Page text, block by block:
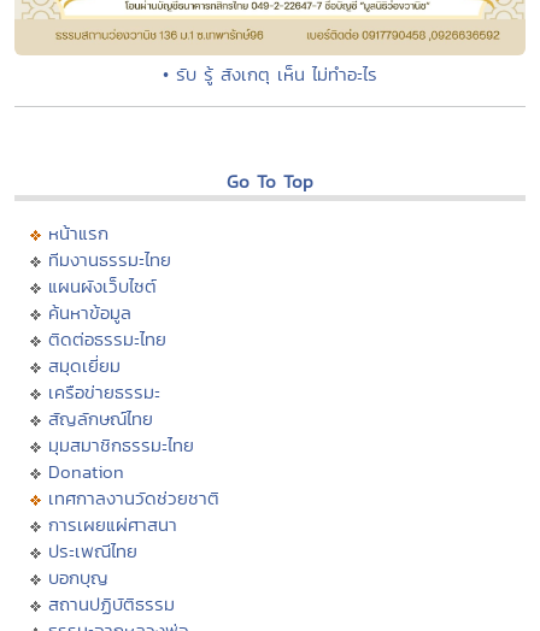
• รับ รู้ สังเกตุ เห็น ไม่ทำอะไร
Go To Top
หน้าแรก
ทีมงานธรรมะไทย
แผนผังเว็บไซต์
ค้นหาข้อมูล
ติดต่อธรรมะไทย
สมุดเยี่ยม
เครือข่ายธรรมะ
สัญลักษณ์ไทย
มุมสมาชิกธรรมะไทย
Donation
เทศกาลงานวัดช่วยชาติ
การเผยแผ่ศาสนา
ประเพณีไทย
บอกบุญ
สถานปฏิบัติธรรม